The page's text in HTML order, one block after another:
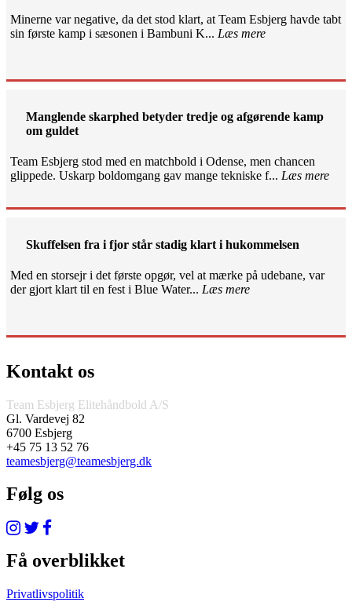
Minerne var negative, da det stod klart, at Team Esbjerg havde tabt
sin første kamp i sæsonen i Bambuni K... Læs mere
Manglende skarphed betyder tredje og afgørende kamp
om guldet
Team Esbjerg stod med en matchbold i Odense, men chancen
glippede. Uskarp boldomgang gav mange tekniske f... Læs mere
Skuffelsen fra i fjor står stadig klart i hukommelsen
Med en storsejr i det første opgør, vel at mærke på udebane, var
der gjort klart til en fest i Blue Water... Læs mere
Kontakt os
Team Esbjerg Elitehåndbold A/S
Gl. Vardevej 82
6700 Esbjerg
+45 75 13 52 76
teamesbjerg@teamesbjerg.dk
Følg os
Få overblikket
Privatlivspolitik